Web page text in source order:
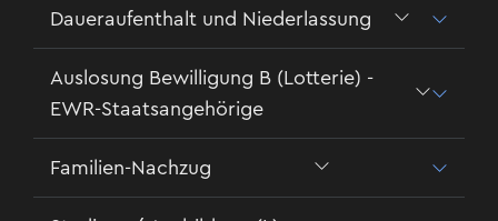
Daueraufenthalt und Niederlassung
Auslosung Bewilligung B (Lotterie) -
EWR-Staatsangehörige
Familien-Nachzug